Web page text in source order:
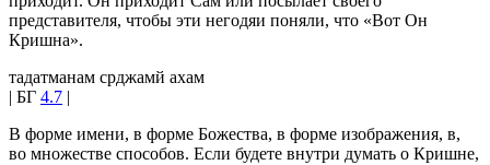
представителя, чтобы эти негодяи поняли, что «Вот Он
Кришна».
тадатманам срджамй ахам
| БГ 4.7 |
В форме имени, в форме Божества, в форме изображения, в,
во множестве способов. Если будете внутри думать о Кришне,